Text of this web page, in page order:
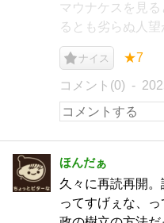
マウナケスを見
るとも劣らぬ人望
ナイス ★7
コメント(0)
ほんだぁ
久々に再読再開
ってすげぇな、